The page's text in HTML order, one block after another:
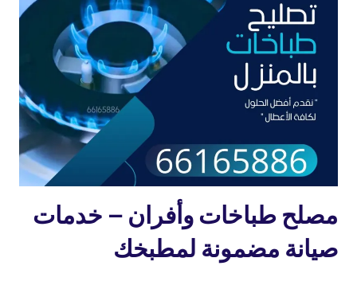
وطرق
التصليح
طباخات
مصلح طباخات وأفران – خدمات
صيانة مضمونة لمطبخك